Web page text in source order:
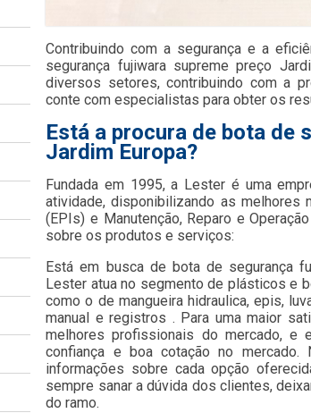
Contribuindo com a segurança e a
segurança fujiwara supreme preço
diversos setores, contribuindo com a
conte com especialistas para obter os
Está a procura de bota de
Jardim Europa?
Fundada em 1995, a Lester é uma
atividade, disponibilizando as melhores
(EPIs) e Manutenção, Reparo e
sobre os produtos e serviços:
Está em busca de bota de segurança
Lester atua no segmento de plásticos e
como o de mangueira hidraulica, epis,
manual e registros . Para uma maior
melhores profissionais do mercado, e
confiança e boa cotação no
informações sobre cada opção
sempre sanar a dúvida dos clientes,
do ramo.